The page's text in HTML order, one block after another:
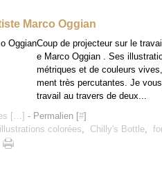
Marco Oggian
Coup de projecteur sur le
e Marco Oggian . Ses
métriques et de couleurs
ment très percutantes. Je
travail au travers de deux...
[…] - Permalien [#]
illustrations colorées, Chilly's Bottle,